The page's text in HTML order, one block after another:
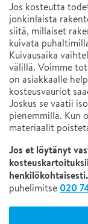
Jos kosteutta
jonkinlaista
siitä, millaiset
kuivata
Kuivausaika
välillä. Voimme
on asiakkaalle
kosteusvauriot
Joskus se vaatii
pienemmillä. Kun
materiaalit
Jos et löytänyt
henkilökohtaisesti.
puhelimitse 020